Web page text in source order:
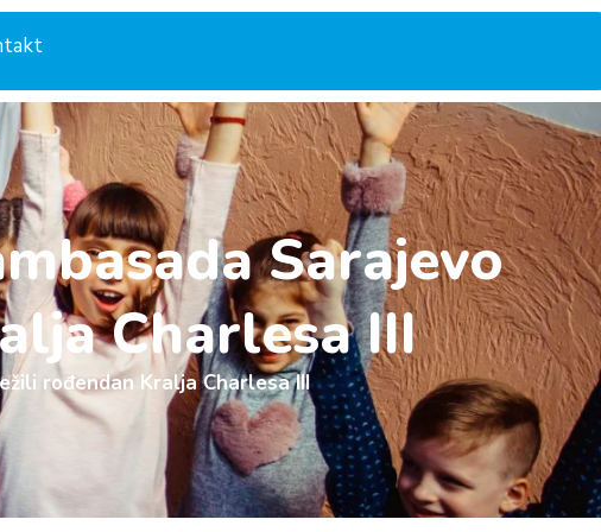
Sarajevo
Charlesa III
rođendan Kralja Charlesa III